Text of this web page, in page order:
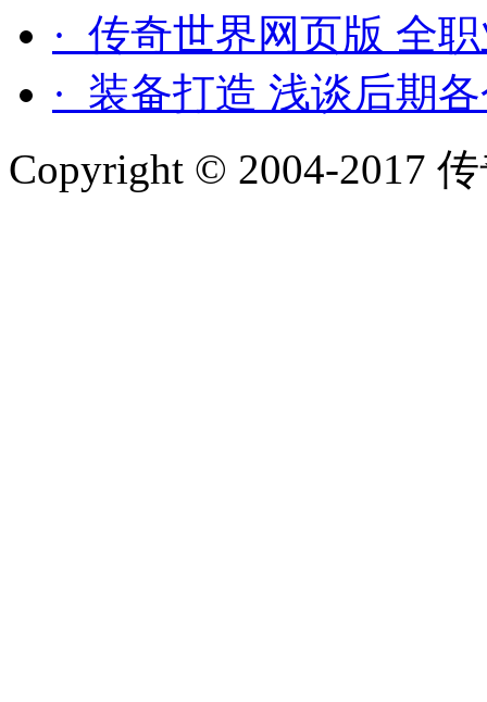
· 传奇世界网页版 全
· 装备打造 浅谈后期
Copyright © 2004-2017